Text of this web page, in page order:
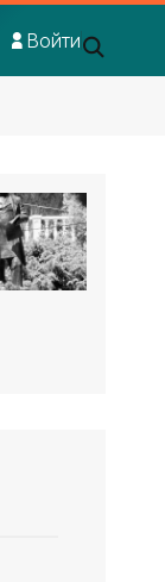
Войти